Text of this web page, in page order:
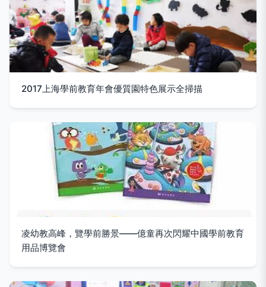
2017上海學前教育年會優質園特色展示全掃描
凌幼教高峰，覽學前勝景——億童再次閃耀中國學前教育
用品博覽會